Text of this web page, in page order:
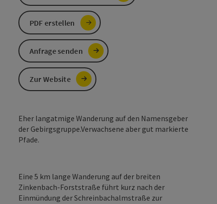
Eher langatmige Wanderung auf den Namensgeber
der Gebirgsgruppe.Verwachsene aber gut markierte
Pfade.
Eine 5 km lange Wanderung auf der breiten
Zinkenbach-Forststraße führt kurz nach der
Einmündung der Schreinbachalmstraße zur
PDF erstellen
Anfrage senden
Zur Website